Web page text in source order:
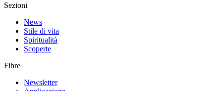
Sezioni
News
Stile di vita
Spiritualità
Scoperte
Fibre
Newsletter